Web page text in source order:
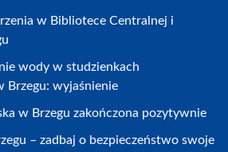
w Bibliotece Centralnej i
wody w studzienkach
Brzegu: wyjaśnienie
w Brzegu zakończona pozytywnie
– zadbaj o bezpieczeństwo swoje